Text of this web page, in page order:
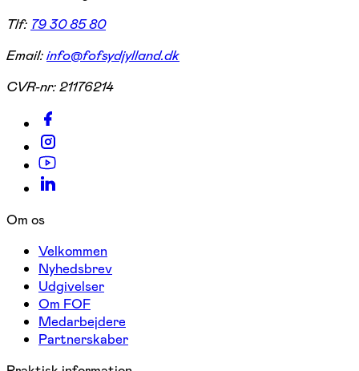
Tlf: 79 30 85 80
Email:info@fofsydjylland.dk
CVR-nr:21176214
Om os
Velkommen
Nyhedsbrev
Udgivelser
Om FOF
Medarbejdere
Partnerskaber